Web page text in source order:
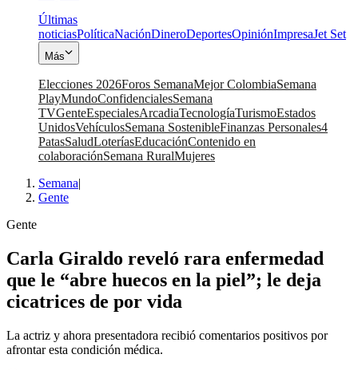
Últimas
noticiasPolíticaNaciónDineroDeportesOpiniónImpresaJet Set
Más
Elecciones 2026Foros SemanaMejor ColombiaSemana
PlayMundoConfidencialesSemana
TVGenteEspecialesArcadiaTecnologíaTurismoEstados
UnidosVehículosSemana SostenibleFinanzas Personales4
PatasSaludLoteríasEducaciónContenido en
colaboraciónSemana RuralMujeres
Semana|
Gente
Gente
Carla Giraldo reveló rara enfermedad
que le “abre huecos en la piel”; le deja
cicatrices de por vida
La actriz y ahora presentadora recibió comentarios positivos por
afrontar esta condición médica.